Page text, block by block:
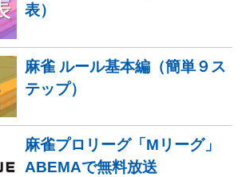
表）
麻雀 ルール基本編（簡単９ス
テップ）
麻雀プロリーグ「Mリーグ」
ABEMAで無料放送